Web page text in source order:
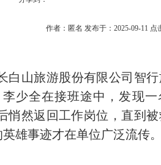
作者：匿名 发布于：2025-09-11 点
白山旅游股份有限公司智
少全在接班途中，发现
悄然返回工作岗位，直到
雄事迹才在单位广泛流传。